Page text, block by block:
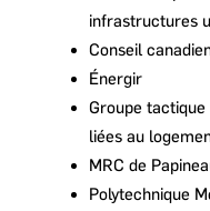
infrastructures
Conseil
Énergir
Groupe
liées au
MRC de
Polytechnique